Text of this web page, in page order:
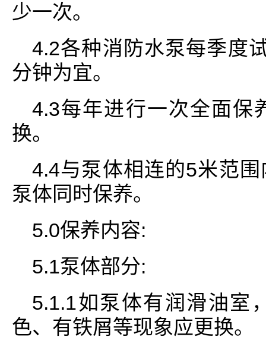
少一次。
4.2各种消防水泵每季度
分钟为宜。
4.3每年进行一次全面保
换。
4.4与泵体相连的5米范
泵体同时保养。
5.0保养内容:
5.1泵体部分:
5.1.1如泵体有润滑油室
色、有铁屑等现象应更换。